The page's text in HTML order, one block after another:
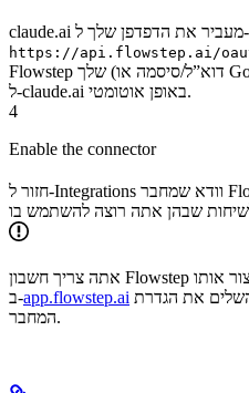
claude.ai מעביר את הדפדפן שלך ל-
https://api.flowstep.ai/
Flowstep שלך (דוא”ל/סיסמה או Google SSO). הדף מעביר אותך חזרה
ל-claude.ai באופן אוטומטי.
4
Enable the connector
חזור ל-Integrations וודא שמחבר Flowstep מופיע כמחובר. הפעל אותו
אתה צריך חשבון Flowstep קיים כדי לאמת. אם אין לך אחד, צור אותו
ב-app.flowstep.ai
המחבר.